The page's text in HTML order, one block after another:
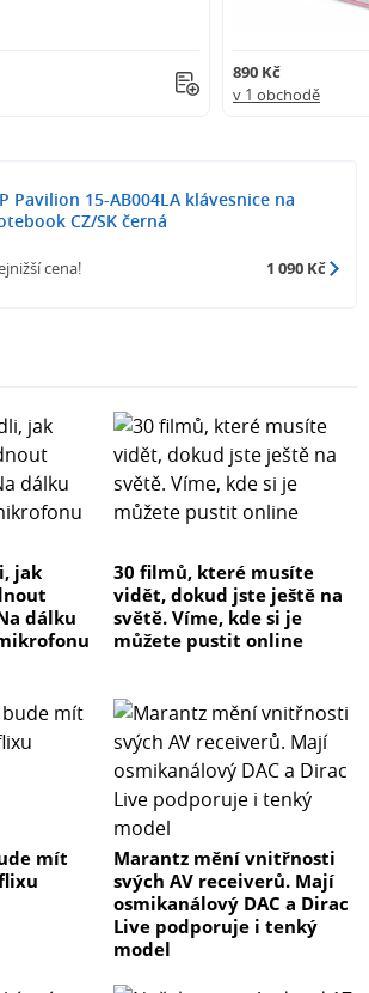
890 Kč
v 1 obchodě
Pavilion 15-AB004LA klávesnice na
CZ/SK černá
cena! 1 090 Kč
jak
dálku
30 filmů, které musíte
vidět, dokud jste ještě na
světě. Víme, kde si je
můžete pustit online
mít
Marantz mění vnitřnosti
svých AV receiverů. Mají
osmikanálový DAC a Dirac
Live podporuje i tenký
model